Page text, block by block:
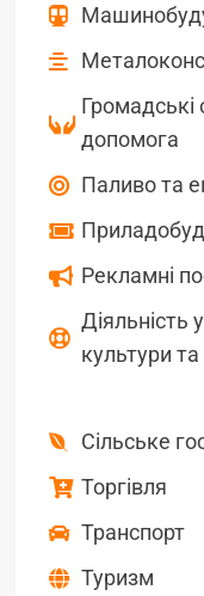
Громадські
допомога
Паливо та
Рекламні
Діяльність
культури
Сільське
Торгівля
Транспорт
Туризм